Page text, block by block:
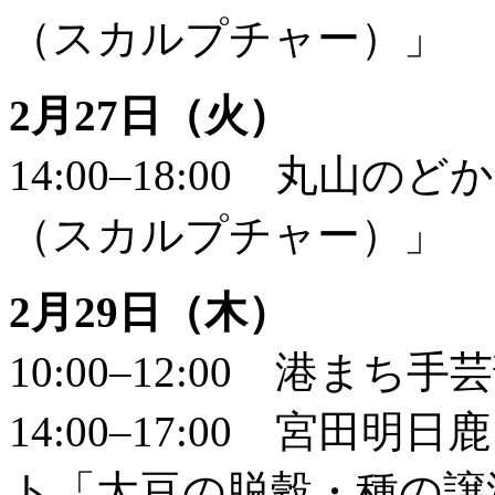
（スカルプチャー）」
2月27日（火）
14:00–18:00 丸山のど
（スカルプチャー）」
2月29日（木）
10:00–12:00 港まち手
14:00–17:00 宮田明日